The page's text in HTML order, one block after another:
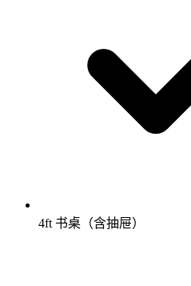
4ft 书桌（含抽屉）